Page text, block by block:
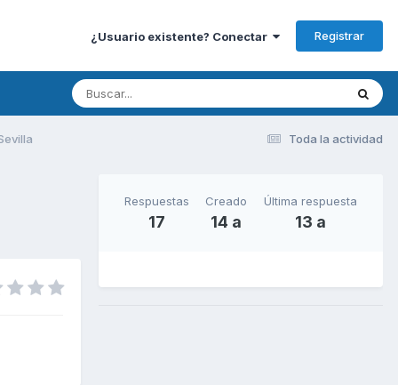
¿Usuario existente? Conectar Registrar
Toda la actividad
Respuestas
17
Creado
14 a
Última respuesta
13 a